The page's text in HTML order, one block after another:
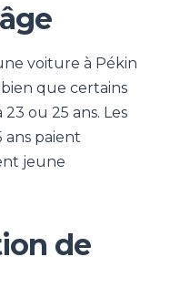
voiture à Pékin
que certains
ou 25 ans. Les
ans paient
jeune
de